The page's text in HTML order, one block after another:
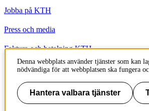
Jobba på KTH
Press och media
Faktura och betalning KTH
Om KTH:s webbplatser
Tillgänglighetsredogörelse
Denna webbplats använder tjänster som kan
nödvändiga för att webbplatsen ska fungera
Hantera valbara tjänster